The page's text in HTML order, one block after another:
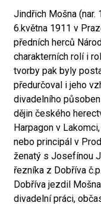
Jindřich Mošna (nar.
6.května 1911 v
předních herců
charakterních rolí i
tvorby pak byly
předurčoval i jeho
divadelního
dějin českého
Harpagon v
nebo principál v
ženatý s Josefínou
řezníka z Dobříva
Dobříva jezdil
divadelní práci,